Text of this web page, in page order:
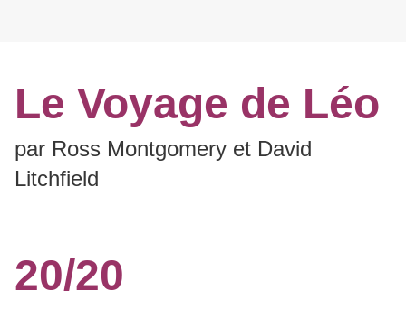
Le Voyage de Léo
par Ross Montgomery et David
Litchfield
20/20